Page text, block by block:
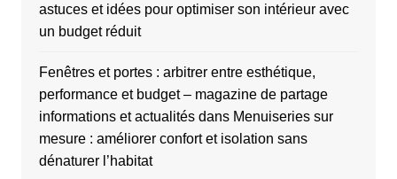
astuces et idées pour optimiser son intérieur avec
un budget réduit
Fenêtres et portes : arbitrer entre esthétique,
performance et budget – magazine de partage
informations et actualitésdans Menuiseries sur
mesure : améliorer confort et isolation sans
dénaturer l’habitat